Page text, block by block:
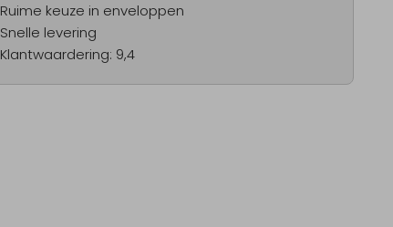
Ruime keuze in enveloppen
Snelle levering
Klantwaardering: 9,4